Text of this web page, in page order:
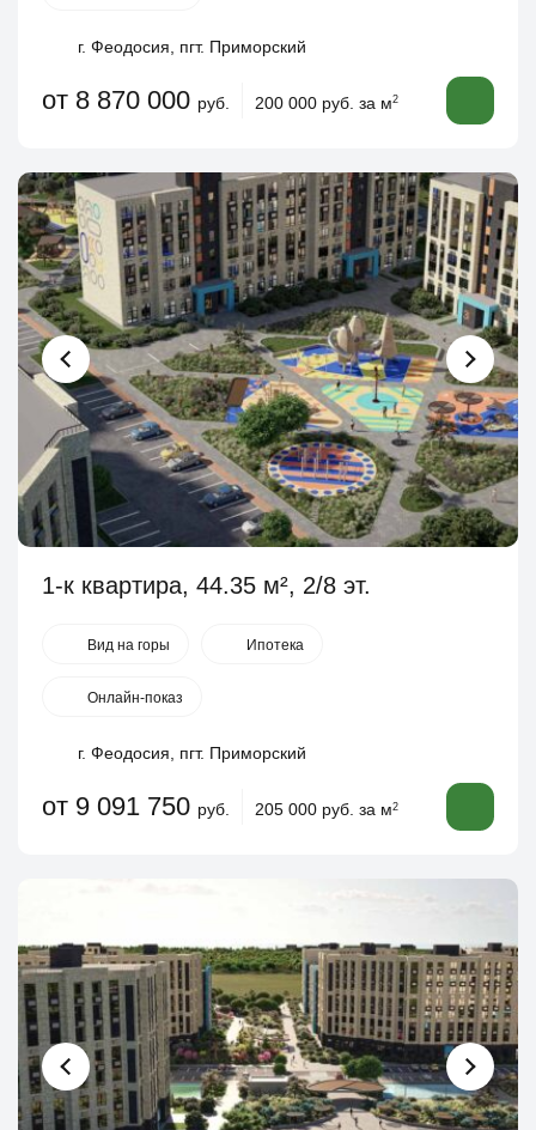
г. Феодосия, пгт. Приморский
от 8 870 000 руб. 200 000 руб. за м2
1-к квартира, 44.35 м², 2/8 эт.
Вид на горы Ипотека
Онлайн-показ
г. Феодосия, пгт. Приморский
от 9 091 750 руб. 205 000 руб. за м2